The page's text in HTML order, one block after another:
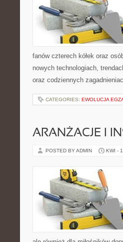
fanów czterech kółek oraz
nowych technologiach,
oraz codziennych
CATEGORIES: EWOLUCJA
ARANŻACJE I
POSTED BY ADMIN KWI -